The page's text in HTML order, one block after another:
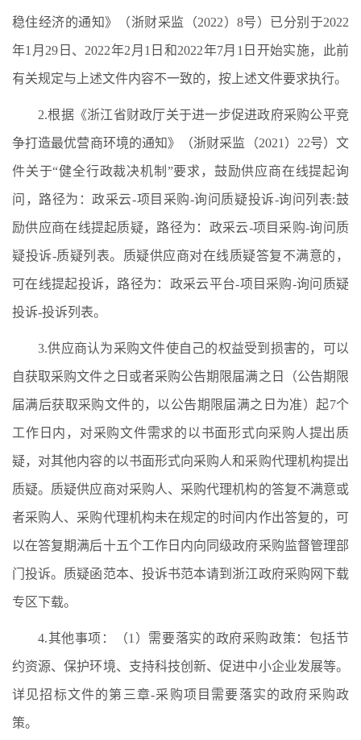
稳住经济的通知》（浙财采监（2022）8号）已分别于2022
年1月29日、2022年2月1日和2022年7月1日开始实施，此前
有关规定与上述文件内容不一致的，按上述文件要求执行。
2.根据《浙江省财政厅关于进一步促进政府采购公平竞
争打造最优营商环境的通知》（浙财采监（2021）22号）文
件关于“健全行政裁决机制”要求，鼓励供应商在线提起询
问，路径为：政采云-项目采购-询问质疑投诉-询问列表:鼓
励供应商在线提起质疑，路径为：政采云-项目采购-询问质
疑投诉-质疑列表。质疑供应商对在线质疑答复不满意的，
可在线提起投诉，路径为：政采云平台-项目采购-询问质疑
投诉-投诉列表。
3.供应商认为采购文件使自己的权益受到损害的，可以
自获取采购文件之日或者采购公告期限届满之日（公告期限
届满后获取采购文件的，以公告期限届满之日为准）起7个
工作日内，对采购文件需求的以书面形式向采购人提出质
疑，对其他内容的以书面形式向采购人和采购代理机构提出
质疑。质疑供应商对采购人、采购代理机构的答复不满意或
者采购人、采购代理机构未在规定的时间内作出答复的，可
以在答复期满后十五个工作日内向同级政府采购监督管理部
门投诉。质疑函范本、投诉书范本请到浙江政府采购网下载
专区下载。
4.其他事项：（1）需要落实的政府采购政策：包括节
约资源、保护环境、支持科技创新、促进中小企业发展等。
详见招标文件的第三章-采购项目需要落实的政府采购政
策。